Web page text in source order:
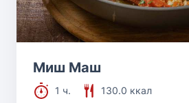
Миш Маш
1 ч.
130.0 ккал